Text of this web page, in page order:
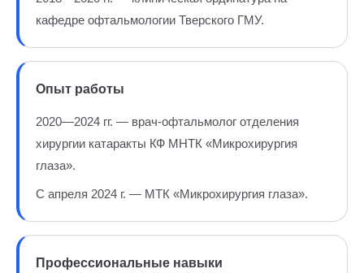
кафедре офтальмологии Тверского ГМУ.
Опыт работы
2020—2024 гг. — врач-офтальмолог отделения
хирургии катаракты КФ МНТК «Микрохирургия
глаза».
С апреля 2024 г. — МТК «Микрохирургия глаза».
Профессиональные навыки